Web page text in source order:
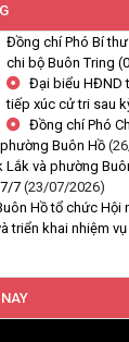
yết, công khai
tên ông Cù
tại: Phường Buôn
giấy chứng
ông Lê Đình
Buôn Hồ, tỉnh Đắk
yết công khai
diện tích tăng
Đồng chí Phó Bí
chi bộ Buôn Tring
Đại biểu HĐND
tiếp xúc cử tri sau
Đồng chí Phó
Buôn Hồ
Lắk và phường
7 (23/07/2026)
Hồ tổ chức Hội
triển khai nhiệm